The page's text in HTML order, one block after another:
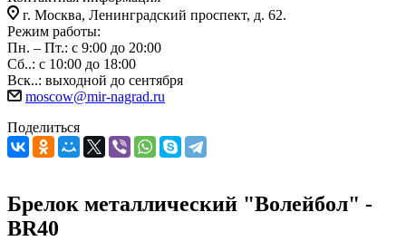
г. Москва, Ленинградский проспект, д. 62.
Режим работы:
Пн. – Пт.: с 9:00 до 20:00
Сб..: с 10:00 до 18:00
Вск..: выходной до сентября
moscow@mir-nagrad.ru
Поделиться
Брелок металлический "Волейбол" -
BR40